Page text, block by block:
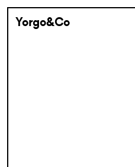
Yorgo&Co